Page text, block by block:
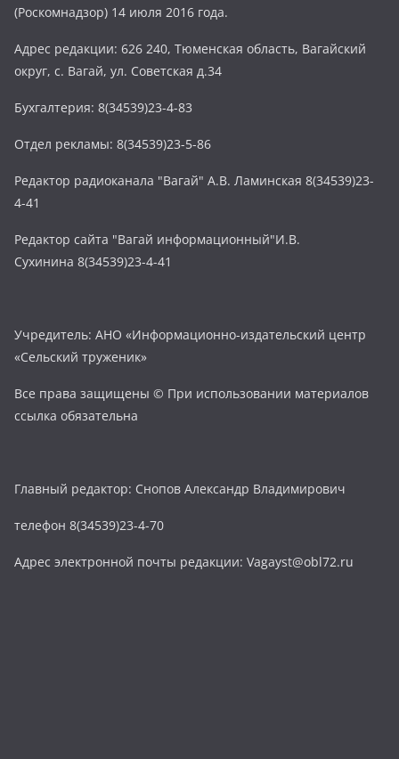
(Роскомнадзор) 14 июля 2016 года.
Адрес редакции: 626 240, Тюменская область, Вагайский
округ, с. Вагай, ул. Советская д.34
Бухгалтерия: 8(34539)23-4-83
Отдел рекламы: 8(34539)23-5-86
Редактор радиоканала "Вагай" А.В. Ламинская 8(34539)23-
4-41
Редактор сайта "Вагай информационный"И.В.
Сухинина 8(34539)23-4-41
Учредитель: АНО «Информационно-издательский центр
«Сельский труженик»
Все права защищены © При использовании материалов
ссылка обязательна
Главный редактор: Снопов Александр Владимирович
телефон 8(34539)23-4-70
Адрес электронной почты редакции: Vagayst@obl72.ru